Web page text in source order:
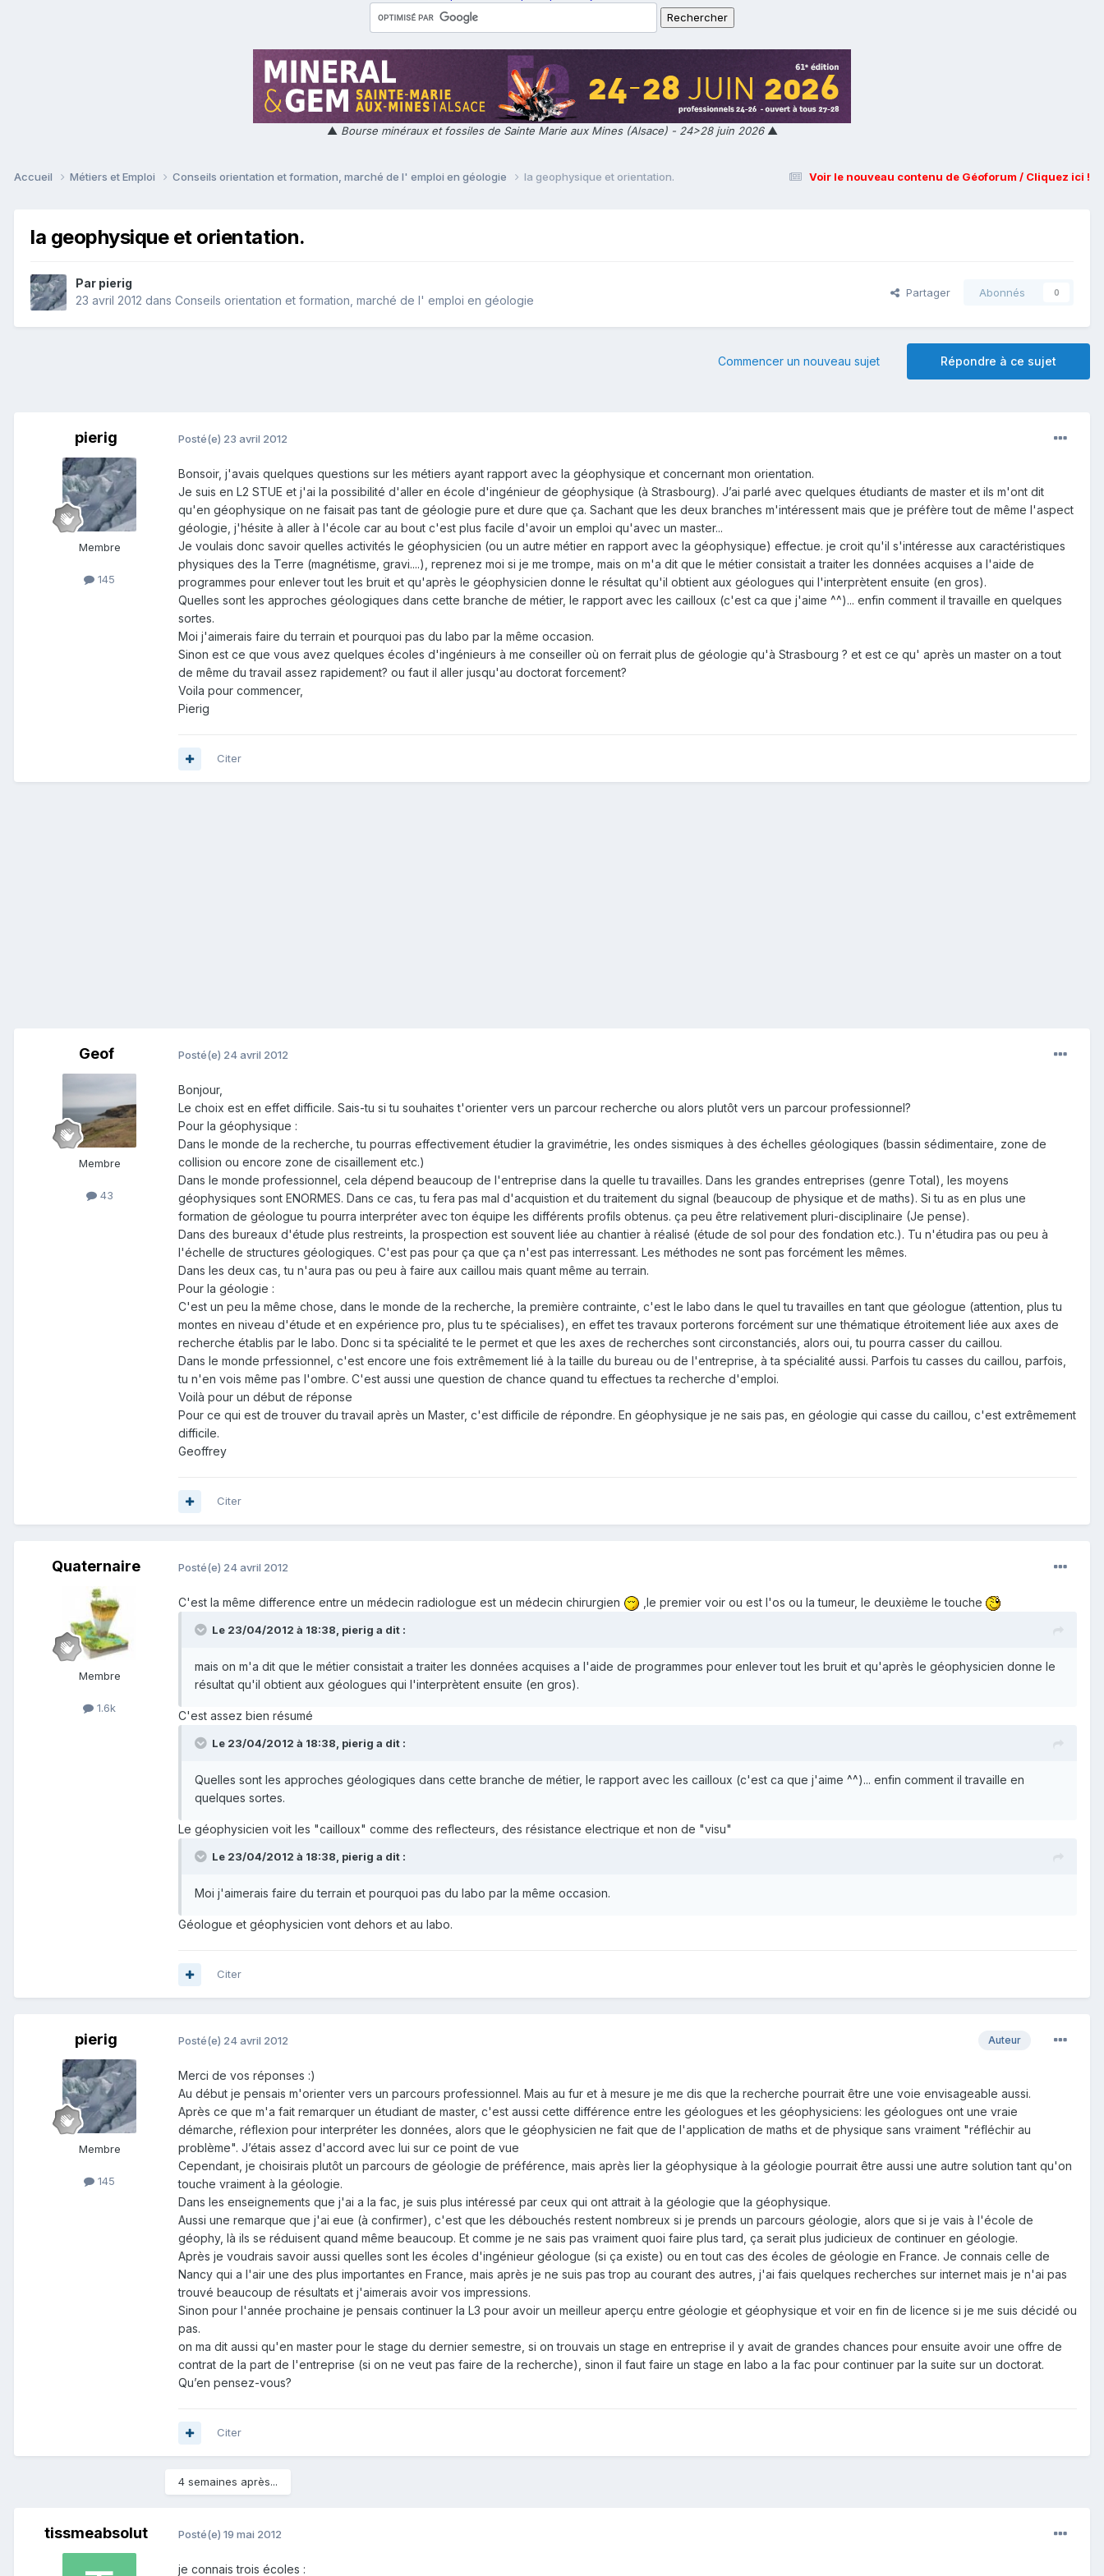
▲ Bourse minéraux et fossiles de Sainte Marie aux Mines (Alsace) - 24>28 juin 2026▲
Voir le nouveau contenu de Géoforum / Cliquez ici !
Accueil Métiers et Emploi Conseils orientation et formation, marché de l' emploi en géologie la geophysique et orientation.
la geophysique et orientation.
Par pierig
23 avril 2012 dans Conseils orientation et formation, marché de l' emploi en géologie
Partager Abonnés 0
Répondre à ce sujet
Commencer un nouveau sujet
pierig
Membre
145
Posté(e) 23 avril 2012
Bonsoir, j'avais quelques questions sur les métiers ayant rapport avec la géophysique et concernant mon orientation.
Je suis en L2 STUE et j'ai la possibilité d'aller en école d'ingénieur de géophysique (à Strasbourg). J’ai parlé avec quelques étudiants de master et ils m'ont dit
qu'en géophysique on ne faisait pas tant de géologie pure et dure que ça. Sachant que les deux branches m'intéressent mais que je préfère tout de même l'aspect
géologie, j'hésite à aller à l'école car au bout c'est plus facile d'avoir un emploi qu'avec un master...
Je voulais donc savoir quelles activités le géophysicien (ou un autre métier en rapport avec la géophysique) effectue. je croit qu'il s'intéresse aux caractéristiques
physiques des la Terre (magnétisme, gravi....), reprenez moi si je me trompe, mais on m'a dit que le métier consistait a traiter les données acquises a l'aide de
programmes pour enlever tout les bruit et qu'après le géophysicien donne le résultat qu'il obtient aux géologues qui l'interprètent ensuite (en gros).
Quelles sont les approches géologiques dans cette branche de métier, le rapport avec les cailloux (c'est ca que j'aime ^^)... enfin comment il travaille en quelques
sortes.
Moi j'aimerais faire du terrain et pourquoi pas du labo par la même occasion.
Sinon est ce que vous avez quelques écoles d'ingénieurs à me conseiller où on ferrait plus de géologie qu'à Strasbourg ? et est ce qu' après un master on a tout
de même du travail assez rapidement? ou faut il aller jusqu'au doctorat forcement?
Voila pour commencer,
Pierig
Citer
Geof
Membre
43
Posté(e) 24 avril 2012
Bonjour,
Le choix est en effet difficile. Sais-tu si tu souhaites t'orienter vers un parcour recherche ou alors plutôt vers un parcour professionnel?
Pour la géophysique :
Dans le monde de la recherche, tu pourras effectivement étudier la gravimétrie, les ondes sismiques à des échelles géologiques (bassin sédimentaire, zone de
collision ou encore zone de cisaillement etc.)
Dans le monde professionnel, cela dépend beaucoup de l'entreprise dans la quelle tu travailles. Dans les grandes entreprises (genre Total), les moyens
géophysiques sont ENORMES. Dans ce cas, tu fera pas mal d'acquistion et du traitement du signal (beaucoup de physique et de maths). Si tu as en plus une
formation de géologue tu pourra interpréter avec ton équipe les différents profils obtenus. ça peu être relativement pluri-disciplinaire (Je pense).
Dans des bureaux d'étude plus restreints, la prospection est souvent liée au chantier à réalisé (étude de sol pour des fondation etc.). Tu n'étudira pas ou peu à
l'échelle de structures géologiques. C'est pas pour ça que ça n'est pas interressant. Les méthodes ne sont pas forcément les mêmes.
Dans les deux cas, tu n'aura pas ou peu à faire aux caillou mais quant même au terrain.
Pour la géologie :
C'est un peu la même chose, dans le monde de la recherche, la première contrainte, c'est le labo dans le quel tu travailles en tant que géologue (attention, plus tu
montes en niveau d'étude et en expérience pro, plus tu te spécialises), en effet tes travaux porterons forcément sur une thématique étroitement liée aux axes de
recherche établis par le labo. Donc si ta spécialité te le permet et que les axes de recherches sont circonstanciés, alors oui, tu pourra casser du caillou.
Dans le monde prfessionnel, c'est encore une fois extrêmement lié à la taille du bureau ou de l'entreprise, à ta spécialité aussi. Parfois tu casses du caillou, parfois,
tu n'en vois même pas l'ombre. C'est aussi une question de chance quand tu effectues ta recherche d'emploi.
Voilà pour un début de réponse
Pour ce qui est de trouver du travail après un Master, c'est difficile de répondre. En géophysique je ne sais pas, en géologie qui casse du caillou, c'est extrêmement
difficile.
Geoffrey
Citer
Quaternaire
Membre
1.6k
Posté(e) 24 avril 2012
C'est la même difference entre un médecin radiologue est un médecin chirurgien ,le premier voir ou est l'os ou la tumeur, le deuxième le touche
Le 23/04/2012 à 18:38, pierig a dit :
mais on m'a dit que le métier consistait a traiter les données acquises a l'aide de programmes pour enlever tout les bruit et qu'après le géophysicien donne le
résultat qu'il obtient aux géologues qui l'interprètent ensuite (en gros).
C'est assez bien résumé
Le 23/04/2012 à 18:38, pierig a dit :
Quelles sont les approches géologiques dans cette branche de métier, le rapport avec les cailloux (c'est ca que j'aime ^^)... enfin comment il travaille en
quelques sortes.
Le géophysicien voit les "cailloux" comme des reflecteurs, des résistance electrique et non de "visu"
Le 23/04/2012 à 18:38, pierig a dit :
Moi j'aimerais faire du terrain et pourquoi pas du labo par la même occasion.
Géologue et géophysicien vont dehors et au labo.
Citer
pierig
Membre
145
Auteur
Posté(e) 24 avril 2012
Merci de vos réponses :)
Au début je pensais m'orienter vers un parcours professionnel. Mais au fur et à mesure je me dis que la recherche pourrait être une voie envisageable aussi.
Après ce que m'a fait remarquer un étudiant de master, c'est aussi cette différence entre les géologues et les géophysiciens: les géologues ont une vraie
démarche, réflexion pour interpréter les données, alors que le géophysicien ne fait que de l'application de maths et de physique sans vraiment "réfléchir au
problème". J’étais assez d'accord avec lui sur ce point de vue
Cependant, je choisirais plutôt un parcours de géologie de préférence, mais après lier la géophysique à la géologie pourrait être aussi une autre solution tant qu'on
touche vraiment à la géologie.
Dans les enseignements que j'ai a la fac, je suis plus intéressé par ceux qui ont attrait à la géologie que la géophysique.
Aussi une remarque que j'ai eue (à confirmer), c'est que les débouchés restent nombreux si je prends un parcours géologie, alors que si je vais à l'école de
géophy, là ils se réduisent quand même beaucoup. Et comme je ne sais pas vraiment quoi faire plus tard, ça serait plus judicieux de continuer en géologie.
Après je voudrais savoir aussi quelles sont les écoles d'ingénieur géologue (si ça existe) ou en tout cas des écoles de géologie en France. Je connais celle de
Nancy qui a l'air une des plus importantes en France, mais après je ne suis pas trop au courant des autres, j'ai fais quelques recherches sur internet mais je n'ai pas
trouvé beaucoup de résultats et j'aimerais avoir vos impressions.
Sinon pour l'année prochaine je pensais continuer la L3 pour avoir un meilleur aperçu entre géologie et géophysique et voir en fin de licence si je me suis décidé ou
pas.
on ma dit aussi qu'en master pour le stage du dernier semestre, si on trouvais un stage en entreprise il y avait de grandes chances pour ensuite avoir une offre de
contrat de la part de l'entreprise (si on ne veut pas faire de la recherche), sinon il faut faire un stage en labo a la fac pour continuer par la suite sur un doctorat.
Qu’en pensez-vous?
Citer
4 semaines après...
tissmeabsolut Posté(e) 19 mai 2012
je connais trois écoles :